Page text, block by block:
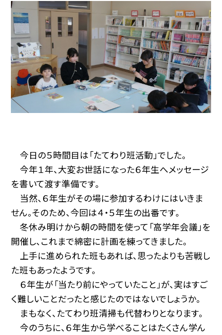
今日の５時間目は「たてわり班活動」でした。
今年１年、大変お世話になった６年生へメッセージ
を書いて渡す準備です。
当然、６年生がその場に参加するわけにはいきま
せん。そのため、今回は４・５年生の出番です。
冬休み明けから朝の時間を使って「高学年会議」を
開催し、これまで綿密に計画を練ってきました。
上手に進められた班もあれば、思ったよりも苦戦し
た班もあったようです。
６年生が「当たり前にやっていたこと」が、実はすご
く難しいことだったと感じたのではないでしょうか。
まもなく、たてわり班清掃も代替わりとなります。
今のうちに、６年生から学べることはたくさん学ん